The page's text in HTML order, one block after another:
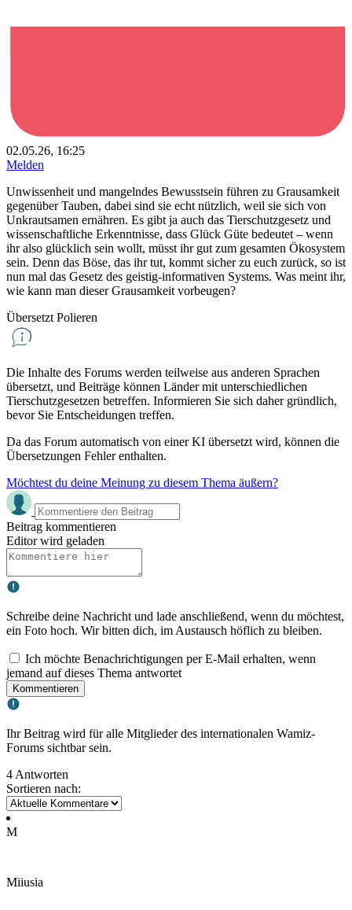
02.05.26, 16:25
Melden
Unwissenheit und mangelndes Bewusstsein führen zu Grausamkeit
gegenüber Tauben, dabei sind sie echt nützlich, weil sie sich von
Unkrautsamen ernähren. Es gibt ja auch das Tierschutzgesetz und
wissenschaftliche Erkenntnisse, dass Glück Güte bedeutet – wenn
ihr also glücklich sein wollt, müsst ihr gut zum gesamten Ökosystem
sein. Denn das Böse, das ihr tut, kommt sicher zu euch zurück, so ist
nun mal das Gesetz des geistig-informativen Systems. Was meint ihr,
wie kann man dieser Grausamkeit vorbeugen?
Übersetzt Polieren
Die Inhalte des Forums werden teilweise aus anderen Sprachen
übersetzt, und Beiträge können Länder mit unterschiedlichen
Tierschutzgesetzen betreffen. Informieren Sie sich daher gründlich,
bevor Sie Entscheidungen treffen.
Da das Forum automatisch von einer KI übersetzt wird, können die
Übersetzungen Fehler enthalten.
Möchtest du deine Meinung zu diesem Thema äußern?
Beitrag kommentieren
Editor wird geladen
Schreibe deine Nachricht und lade anschließend, wenn du möchtest,
ein Foto hoch. Wir bitten dich, im Austausch höflich zu bleiben.
Ich möchte Benachrichtigungen per E-Mail erhalten, wenn
jemand auf dieses Thema antwortet
Kommentieren
Ihr Beitrag wird für alle Mitglieder des internationalen Wamiz-
Forums sichtbar sein.
4 Antworten
Sortieren nach:
M
Miiusia